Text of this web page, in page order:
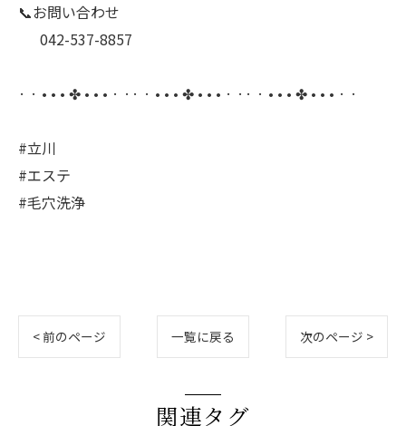
📞お問い合わせ
⠀⠀042-537-8857
· · • • • ✤ • • • · ·· · • • • ✤ • • • · ·· · • • • ✤ • • • · ·
#立川
#エステ
#毛穴洗浄
< 前のページ 一覧に戻る 次のページ >
関連タグ